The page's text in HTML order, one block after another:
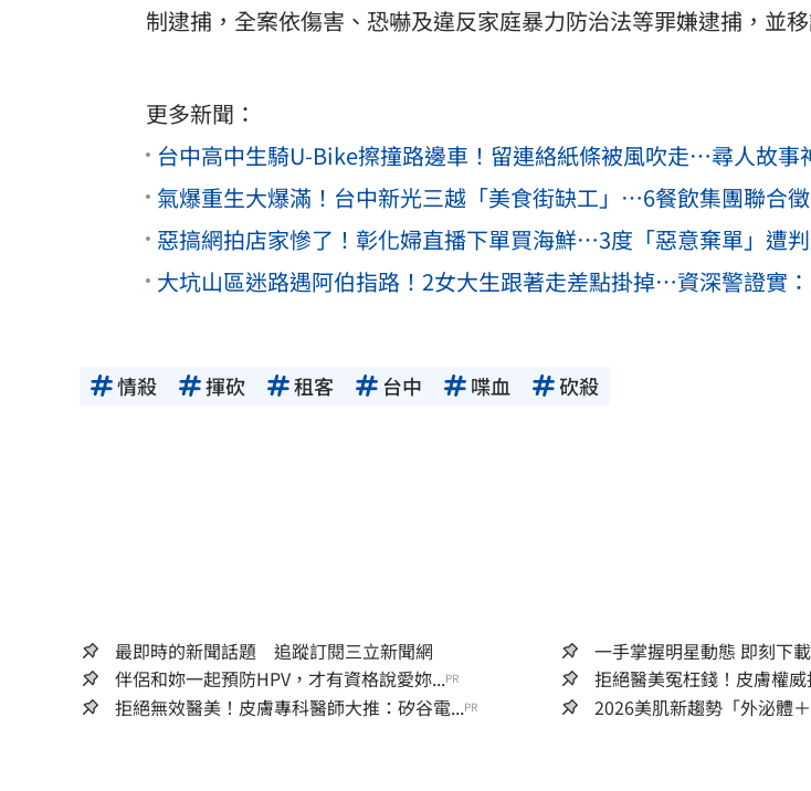
制逮捕，全案依傷害、恐嚇及違反家庭暴力防治法等罪嫌逮捕，並
更多新聞：
台中高中生騎U-Bike擦撞路邊車！留連絡紙條被風吹走…尋人故事
氣爆重生大爆滿！台中新光三越「美食街缺工」…6餐飲集團聯合
惡搞網拍店家慘了！彰化婦直播下單買海鮮…3度「惡意棄單」遭
大坑山區迷路遇阿伯指路！2女大生跟著走差點掛掉…資深警證實
情殺 揮砍 租客 台中 喋血 砍殺
最即時的新聞話題 追蹤訂閱三立新聞網
一手掌握明星
伴侶和妳一起預防HPV，才有資格說愛妳...PR 拒絕醫美冤枉錢！皮膚權
拒絕無效醫美！皮膚專科醫師大推：矽谷電...PR 2026美肌新趨勢「外泌體